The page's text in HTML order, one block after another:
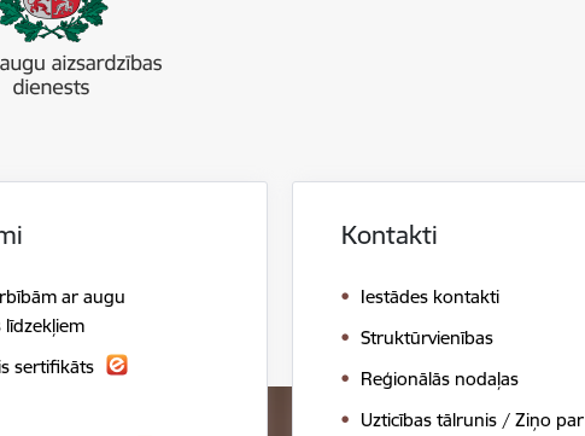
ar augu
līdzekļiem
sertifikāts
Kontakti
Iestādes kontakti
Struktūrvienības
Reģionālās nodaļas
Uzticības tālrunis / Ziņo par